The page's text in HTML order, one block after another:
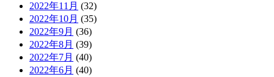
2022年11月 (32)
2022年10月 (35)
2022年9月 (36)
2022年8月 (39)
2022年7月 (40)
2022年6月 (40)